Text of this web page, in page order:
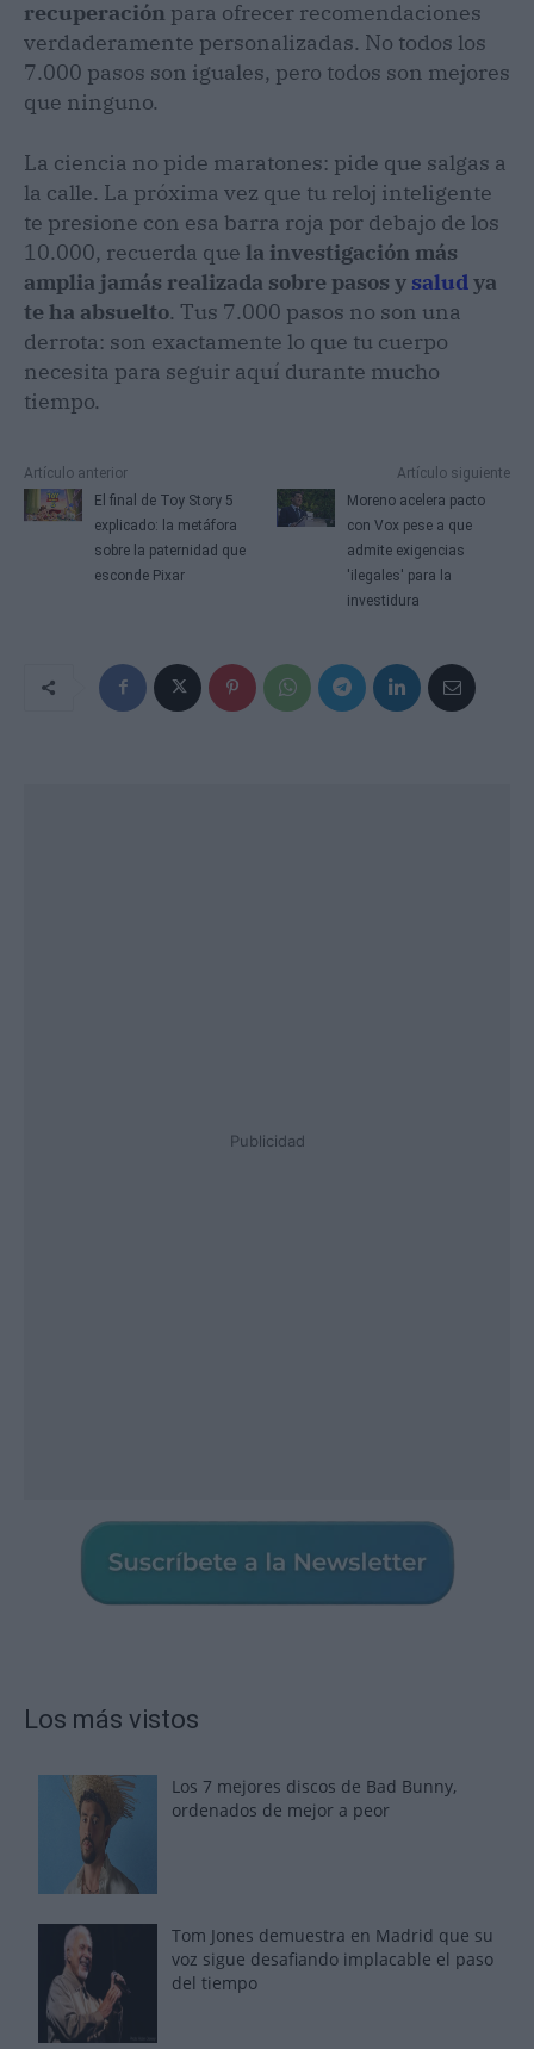
recuperación para ofrecer recomendaciones
verdaderamente personalizadas. No todos los
7.000 pasos son iguales, pero todos son mejores
que ninguno.
La ciencia no pide maratones: pide que salgas a
la calle. La próxima vez que tu reloj inteligente
te presione con esa barra roja por debajo de los
10.000, recuerda que la investigación más
amplia jamás realizada sobre pasos y saludya
te ha absuelto. Tus 7.000 pasos no son una
derrota: son exactamente lo que tu cuerpo
necesita para seguir aquí durante mucho
tiempo.
Artículo anterior
El final de Toy Story 5
explicado: la metáfora
sobre la paternidad que
esconde Pixar
Artículo siguiente
Moreno acelera pacto
con Vox pese a que
admite exigencias
'ilegales' para la
investidura
Publicidad
Los más vistos
Los 7 mejores discos de Bad Bunny,
ordenados de mejor a peor
Tom Jones demuestra en Madrid que su
voz sigue desafiando implacable el paso
del tiempo